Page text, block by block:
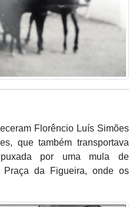
Florêncio Luís Simões
que também transportava
por uma mula de
Praça da Figueira, onde os